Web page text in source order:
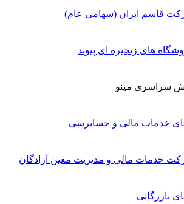
قاسم ایران (سهامی عام)
های زنجیره ای پیوند
سراسری مینو
خدمات مالی و حسابرسی
خدمات مالی و مدیریت معین آزادگان
بازرگانی